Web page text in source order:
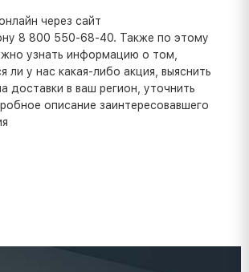
через сайт
8 800 550-68-40. Также по этому
узнать информацию о том,
ли у нас какая-либо акция, выяснить
доставки в ваш регион, уточнить
описание заинтересовавшего